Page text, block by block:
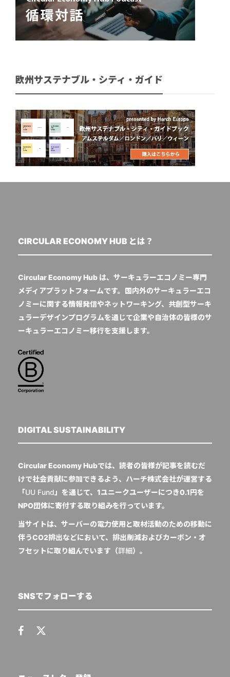
欧州サステナブル・シティ・ガイド
CIRCULAR ECONOMY HUB とは？
Circular Economy Hub は、サーキュラーエコノミー専門
メディアプラットフォームです。国内外のサーキュラーエコ
ノミーに関する情報発信やネットワーキング、共創型サーキ
ュラーデザインプログラムを通じて企業や自治体の皆様のサ
ーキュラーエコノミー移行を支援します。
DIGITAL SUSTAINABILITY
Circular Economy Hubでは、読者の皆様が記事を読むだ
けで社会貢献に参加できるよう、ハーチ株式会社が運営する
「UU Fund 」を通じて、1ユニークユーザーにつき0.1円を
NPO団体に寄付する取り組みを行っています。
当サイトは、サーバーの電力使用と取材活動のための移動に
伴うCO2排出などにおいて、排出削減およびカーボン・オ
フセットに取り組んでいます（詳細）。
SNSでフォローする